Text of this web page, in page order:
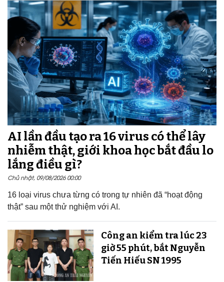
AI lần đầu tạo ra 16 virus có thể lây
nhiễm thật, giới khoa học bắt đầu lo
lắng điều gì?
Chủ nhật, 09/08/2026 00:00
16 loại virus chưa từng có trong tự nhiên đã “hoạt động
thật” sau một thử nghiệm với AI.
Công an kiểm tra lúc 23
giờ 55 phút, bắt Nguyễn
Tiến Hiếu SN 1995